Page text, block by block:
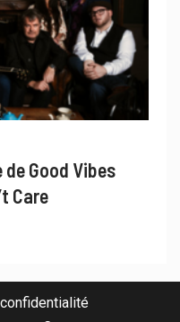
Good Vibes
Care